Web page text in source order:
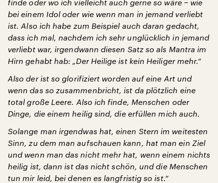
finde oder wo ich vielleicht auch gerne so wäre − wie
bei einem Idol oder wie wenn man in jemand verliebt
ist. Also ich habe zum Beispiel auch daran gedacht,
dass ich mal, nachdem ich sehr unglücklich in jemand
verliebt war, irgendwann diesen Satz so als Mantra im
Hirn gehabt hab: „Der Heilige ist kein Heiliger mehr.“
Also der ist so glorifiziert worden auf eine Art und
wenn das so zusammenbricht, ist da plötzlich eine
total große Leere. Also ich finde, Menschen oder
Dinge, die einem heilig sind, die erfüllen mich auch.
Solange man irgendwas hat, einen Stern im weitesten
Sinn, zu dem man aufschauen kann, hat man ein Ziel
und wenn man das nicht mehr hat, wenn einem nichts
heilig ist, dann ist das nicht schön, und die Menschen
tun mir leid, bei denen es langfristig so ist.“